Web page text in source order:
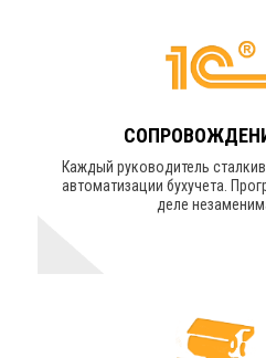
Каждый руководитель
автоматизации бухучета.
деле